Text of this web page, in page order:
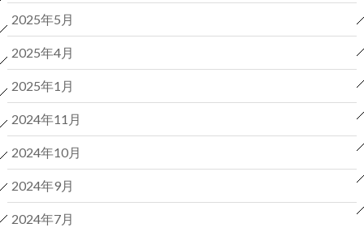
2025年5月
2025年4月
2025年1月
2024年11月
2024年10月
2024年9月
2024年7月